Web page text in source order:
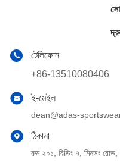
টেলিফোন
+86-13510080406
ই-মেইল
dean@adas-
ঠিকানা
রুম ২০১, বিল্ডিং ৭, মিনডং রোড,